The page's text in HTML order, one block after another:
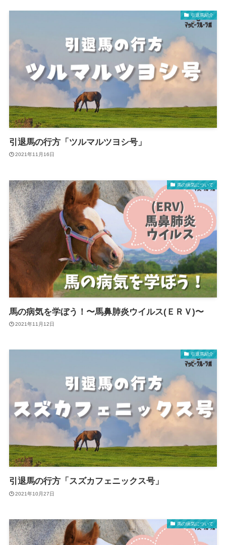
引退馬紹介
引退馬の行方「ツルマルツヨシ号」
2021年11月16日
馬の病気について
馬の病気を学ぼう！〜馬鼻肺炎ウイルス(ＥＲＶ)〜
2021年11月12日
引退馬紹介
引退馬の行方「スズカフェニックス号」
2021年10月27日
馬の病気について